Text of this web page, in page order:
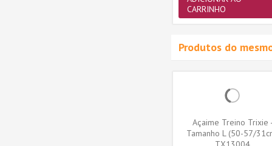
CARRINHO
Produtos do
Açaime Treino Trixie -
Tamanho L (50-57/